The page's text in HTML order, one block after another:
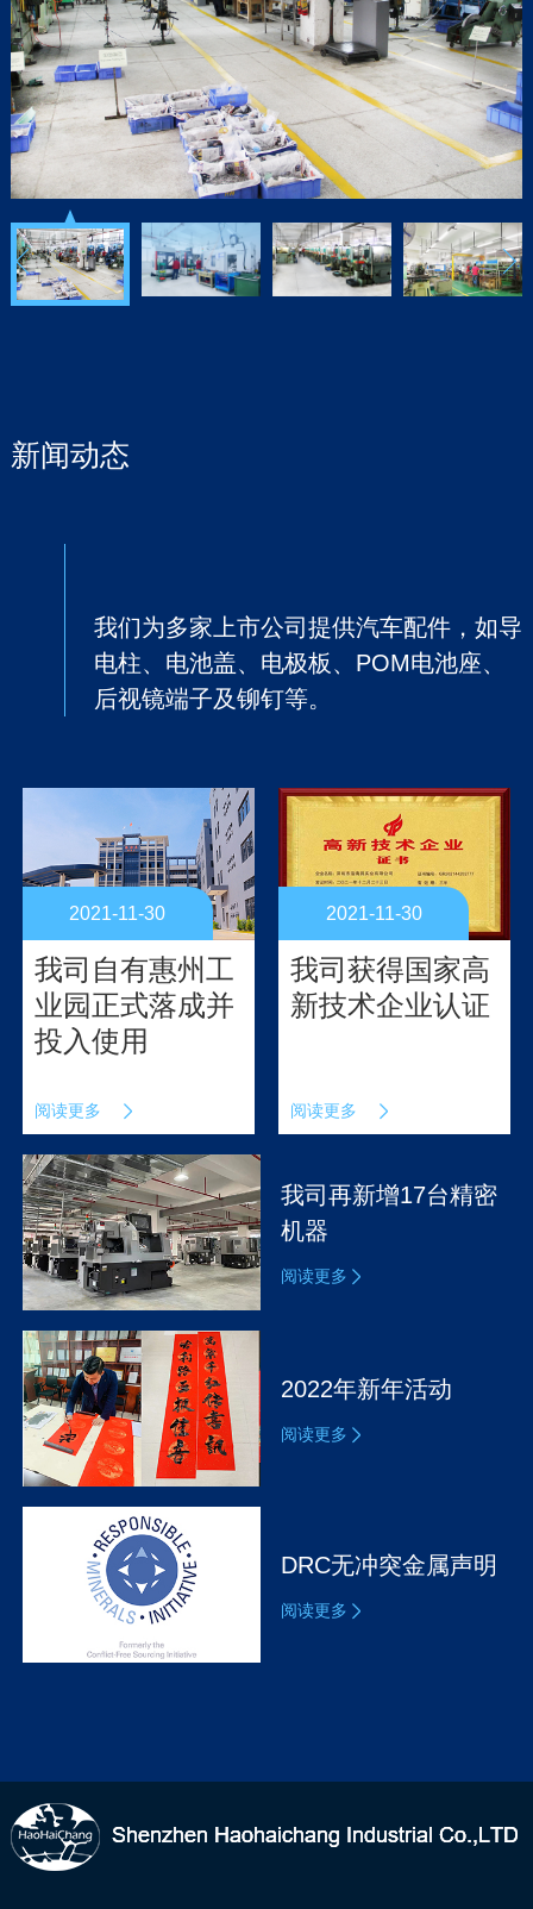
阅读更多
CNC数控加工
精密数控加工中心的机器从日本和中国台湾进口，更好
地生产精良的产品。
阅读更多
车制
阅读更多
新闻动态
我们为多家上市公司提供汽车配件，如导
电柱、电池盖、电极板、POM电池座、
后视镜端子及铆钉等。
2021-11-30
我司自有惠州工
业园正式落成并
投入使用
阅读更多
2021-11-30
我司获得国家高
新技术企业认证
阅读更多
我司再新增17台精密
机器
阅读更多
2022年新年活动
阅读更多
DRC无冲突金属声明
阅读更多